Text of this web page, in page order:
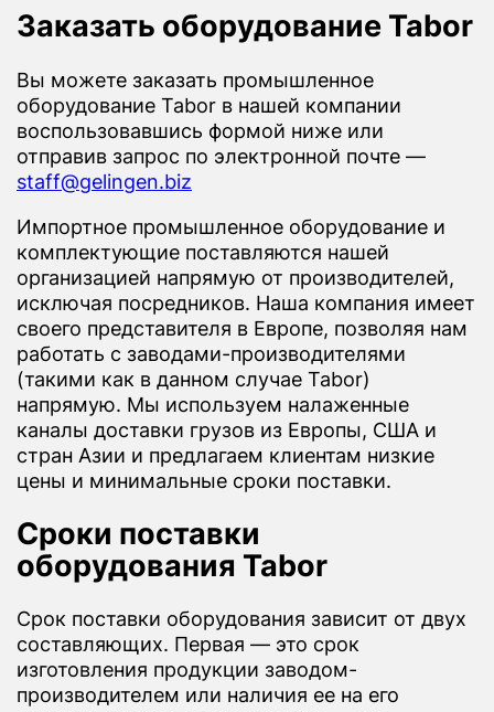
Заказать оборудование Tabor
Вы можете заказать промышленное
оборудование Tabor в нашей компании
воспользовавшись формой ниже или
отправив запрос по электронной почте —
staff@gelingen.biz
Импортное промышленное оборудование и
комплектующие поставляются нашей
организацией напрямую от производителей,
исключая посредников. Наша компания имеет
своего представителя в Европе, позволяя нам
работать с заводами-производителями
(такими как в данном случае Tabor)
напрямую. Мы используем налаженные
каналы доставки грузов из Европы, США и
стран Азии и предлагаем клиентам низкие
цены и минимальные сроки поставки.
Сроки поставки
оборудования Tabor
Срок поставки оборудования зависит от двух
составляющих. Первая — это срок
изготовления продукции заводом-
производителем или наличия ее на его